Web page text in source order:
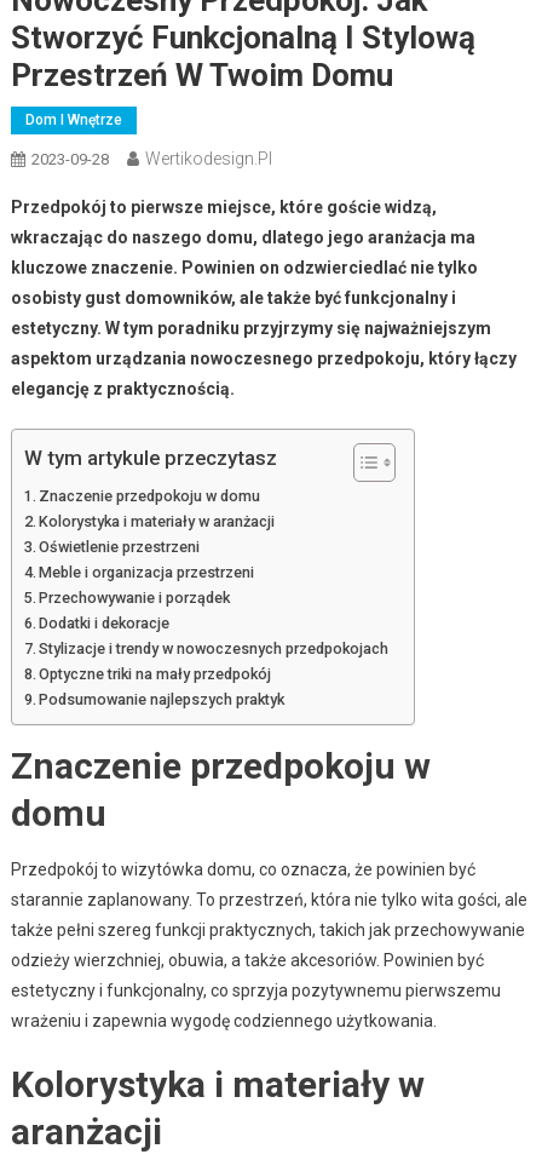
Stworzyć Funkcjonalną I Stylową
Przestrzeń W Twoim Domu
Dom I Wnętrze
2023-09-28 Wertikodesign.pl
Przedpokój to pierwsze miejsce, które goście widzą,
wkraczając do naszego domu, dlatego jego aranżacja ma
kluczowe znaczenie. Powinien on odzwierciedlać nie tylko
osobisty gust domowników, ale także być funkcjonalny i
estetyczny. W tym poradniku przyjrzymy się najważniejszym
aspektom urządzania nowoczesnego przedpokoju, który łączy
elegancję z praktycznością.
W tym artykule przeczytasz
Znaczenie przedpokoju w domu
Kolorystyka i materiały w aranżacji
Oświetlenie przestrzeni
Meble i organizacja przestrzeni
Przechowywanie i porządek
Dodatki i dekoracje
Stylizacje i trendy w nowoczesnych przedpokojach
Optyczne triki na mały przedpokój
Podsumowanie najlepszych praktyk
Znaczenie przedpokoju w
domu
Przedpokój to wizytówka domu, co oznacza, że powinien być
starannie zaplanowany. To przestrzeń, która nie tylko wita gości, ale
także pełni szereg funkcji praktycznych, takich jak przechowywanie
odzieży wierzchniej, obuwia, a także akcesoriów. Powinien być
estetyczny i funkcjonalny, co sprzyja pozytywnemu pierwszemu
wrażeniu i zapewnia wygodę codziennego użytkowania.
Kolorystyka i materiały w
aranżacji